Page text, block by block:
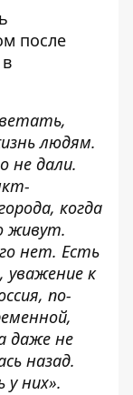
после
людям.
не дали.
когда
живут.
нет. Есть
уважение к
по-
даже не
назад.
них».